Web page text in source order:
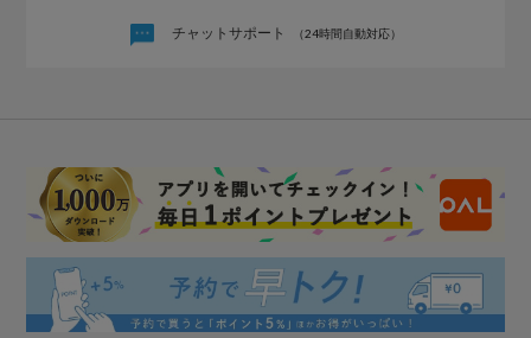
チャットサポート （24時間自動対応）